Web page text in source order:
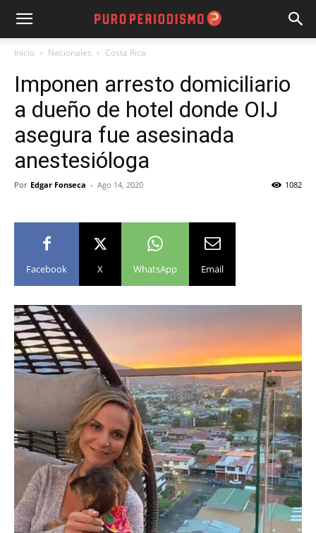
Inicio Nacionales Costa Rica
Imponen arresto domiciliario
a dueño de hotel donde OIJ
asegura fue asesinada
anestesióloga
Por Edgar Fonseca - Ago 14, 2020 1082
Facebook X WhatsApp Email